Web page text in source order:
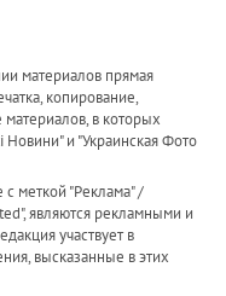
материалов прямая
копирование,
в которых
Новини" и "Украинская Фото
меткой "Реклама" /
являются рекламными и
участвует в
высказанные в этих